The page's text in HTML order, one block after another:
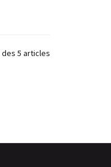
des 5 articles